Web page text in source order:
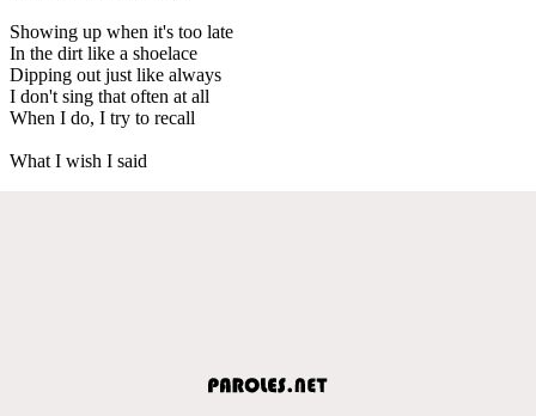
Showing up when it's too late
In the dirt like a shoelace
Dipping out just like always
I don't sing that often at all
When I do, I try to recall
What I wish I said